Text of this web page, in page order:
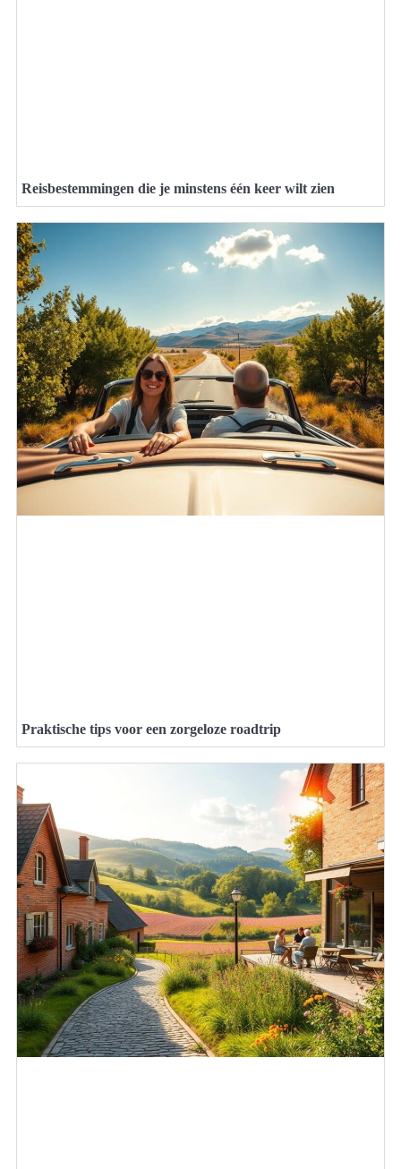
Reisbestemmingen die je minstens één keer wilt zien
Praktische tips voor een zorgeloze roadtrip